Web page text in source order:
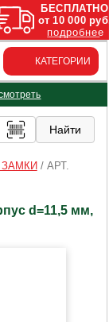
КАТЕГОРИИ
/ АРТ.
d=11,5 мм,